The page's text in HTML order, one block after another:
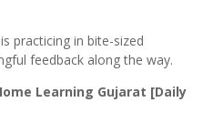
practicing in bite-sized
feedback along the way.
Learning Gujarat [Daily